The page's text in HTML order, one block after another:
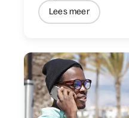
Lees meer